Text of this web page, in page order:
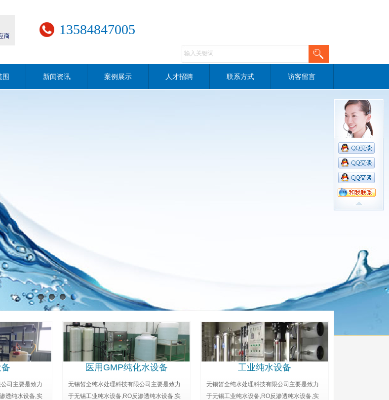
13584847005
围 新闻资讯 案例展示 人才招聘 联系方式 访客留言
司主要是致力
透纯水设备,实
医用GMP纯化水设备
无锡皙全纯水处理科技有限公司主要是致力
于无锡工业纯水设备,RO反渗透纯水设备,实
工业纯水设备
无锡皙全纯水处理科技有限公司主要是致力
于无锡工业纯水设备,RO反渗透纯水设备,实